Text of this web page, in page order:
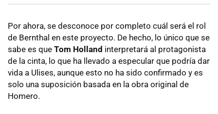
Por ahora, se desconoce por completo cuál será el rol
de Bernthal en este proyecto. De hecho, lo único que se
sabe es que Tom Holland interpretará al protagonista
de la cinta, lo que ha llevado a especular que podría dar
vida a Ulises, aunque esto no ha sido confirmado y es
solo una suposición basada en la obra original de
Homero.